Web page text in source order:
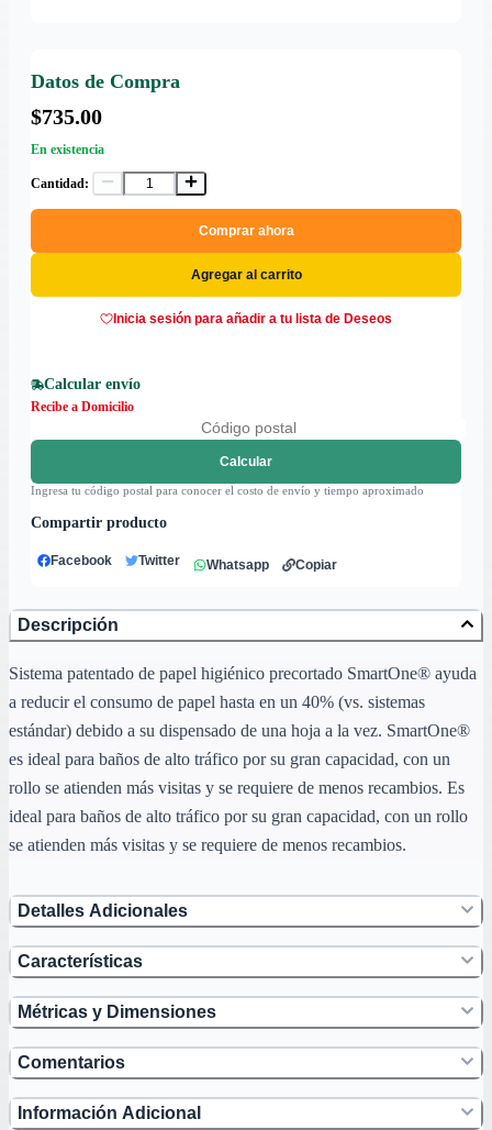
Datos de Compra
$735.00
En existencia
Cantidad:
Comprar ahora
Agregar al carrito
Inicia sesión para añadir a tu lista de Deseos
Calcular envío
Recibe a Domicilio
Calcular
Ingresa tu código postal para conocer el costo de envío y tiempo aproximado
Compartir producto
Facebook Twitter Whatsapp Copiar
Descripción
Sistema patentado de papel higiénico precortado SmartOne® ayuda
a reducir el consumo de papel hasta en un 40% (vs. sistemas
estándar) debido a su dispensado de una hoja a la vez. SmartOne®
es ideal para baños de alto tráfico por su gran capacidad, con un
rollo se atienden más visitas y se requiere de menos recambios. Es
ideal para baños de alto tráfico por su gran capacidad, con un rollo
se atienden más visitas y se requiere de menos recambios.
Detalles Adicionales
Características
Métricas y Dimensiones
Comentarios
Información Adicional